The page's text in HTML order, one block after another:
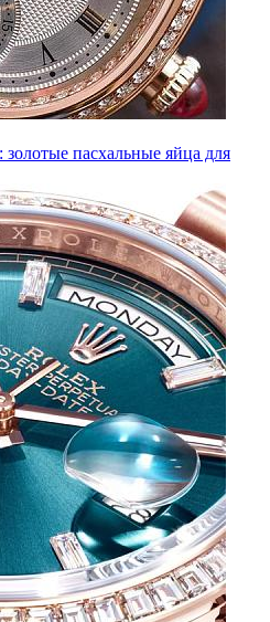
пасхальные яйца для